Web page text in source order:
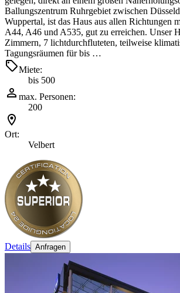
Ballungszentrum Ruhrgebiet zwischen
Wuppertal, ist das Haus aus allen Richtungen
A44, A46 und A535, gut zu erreichen. Unser
Zimmern, 7 lichtdurchfluteten, teilweise
Tagungsräumen für bis …
Miete:
bis 500
max. Personen:
200
Ort:
Velbert
Details Anfragen